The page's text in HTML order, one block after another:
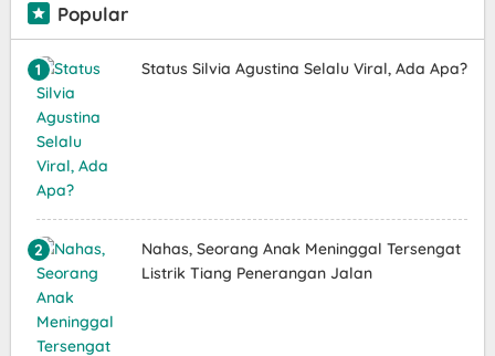
Popular
Status Silvia Agustina Selalu Viral, Ada Apa?
Nahas, Seorang Anak Meninggal Tersengat
Listrik Tiang Penerangan Jalan